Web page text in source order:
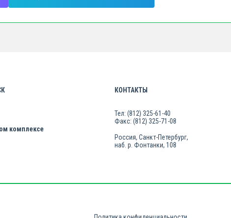
комплексе
КОНТАКТЫ
Тел: (812) 325-61-40
Факс: (812) 325-71-08
Россия, Санкт-Петербург,
наб. р. Фонтанки, 108